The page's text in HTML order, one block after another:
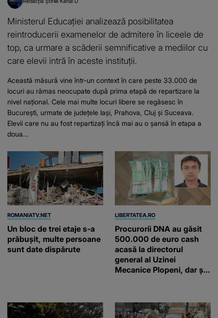
Ministerul Educației analizează posibilitatea
reintroducerii examenelor de admitere în liceele de
top, ca urmare a scăderii semnificative a mediilor cu
care elevii intră în aceste instituții.
Această măsură vine într-un context în care peste 33.000 de
locuri au rămas neocupate după prima etapă de repartizare la
nivel național. Cele mai multe locuri libere se regăsesc în
București, urmate de județele Iași, Prahova, Cluj și Suceava.
Elevii care nu au fost repartizați încă mai au o șansă în etapa a
doua...
ROMANIATV.NET
Un bloc de trei etaje s-a
prăbuşit, multe persoane
sunt date dispărute
LIBERTATEA.RO
Procurorii DNA au găsit
500.000 de euro cash
acasă la directorul
general al Uzinei
Mecanice Plopeni, dar și